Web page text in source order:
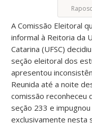
A Comissão Eleitoral
informal à Reitoria da
Catarina (UFSC)
seção eleitoral dos
apresentou
Reunida até a noite
comissão reconheceu
seção 233 e
exclusivamente nesta